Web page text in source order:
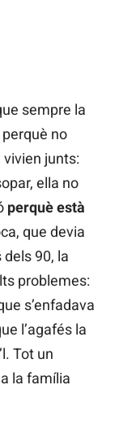
sempre la
no
junts:
ella no
perquè està
que devia
90, la
problemes:
s’enfadava
l’agafés la
Tot un
la família